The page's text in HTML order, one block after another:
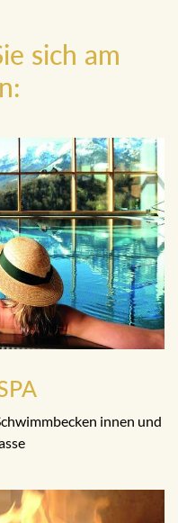
sich am
innen und